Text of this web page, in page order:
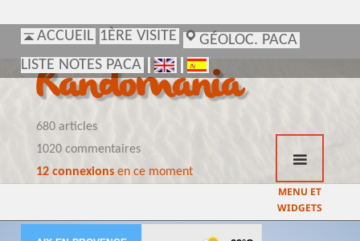
ACCUEIL 1ÈRE VISITE
GÉOLOC. PACA
LISTE NOTES PACA
Randomania
680 articles
1020 commentaires
12 connexionsen ce moment
MENU ET
WIDGETS
ACCUEIL 1ÈRE VISITE
GÉOLOC. PACA
LISTE NOTES PACA